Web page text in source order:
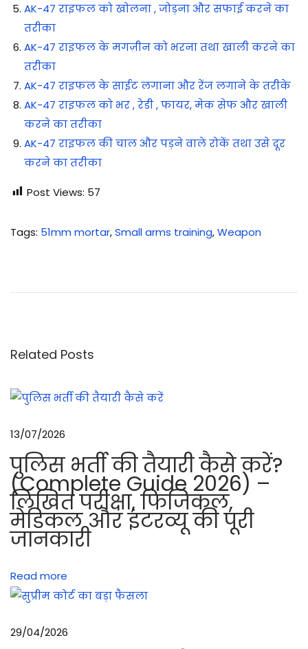
AK-47 राइफल को खोलना , जोड़ना और सफाई करने का
तरीका
AK-47 राइफल के मगज़ीन को भरना तथा खाली करने का
तरीका
AK-47 राइफल के साईट लगाना और रेंज लगाने के तरीके
AK-47 राइफल को भर , रेडी , फायर, मेक सेफ और खाली
करने का तरीका
AK-47 राइफल की चाल और पड़ने वाले रोकें तथा उसे दूर
करने का तरीका
Post Views: 57
Tags: 51mm mortar,Small arms training,Weapon
रा
फ
चा
ल
औ
र
प
ड़
वा
ले
कें
Related Posts
13/07/2026
पुलिस भर्ती की तैयारी कैसे करें?
(Complete Guide 2026) –
लिखित परीक्षा, फिजिकल,
मेडिकल और इंटरव्यू की पूरी
जानकारी
Read more
29/04/2026